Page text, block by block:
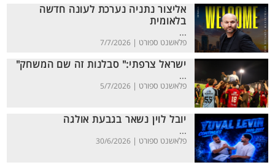
אליצור נתניה נערכת לעונה חדשה
בלאומית
...
פלאשנט ספורט | 7/7/2026
ישראל צרפתי:" סבלנות זה שם המשחק"
...
פלאשנט ספורט | 5/7/2026
יובל לוין נשאר בגבעת אולגה
...
פלאשנט ספורט | 30/6/2026